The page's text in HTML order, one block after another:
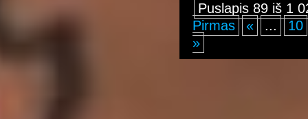
Puslapis 89 iš 1
Pirmas
« ...
10
»